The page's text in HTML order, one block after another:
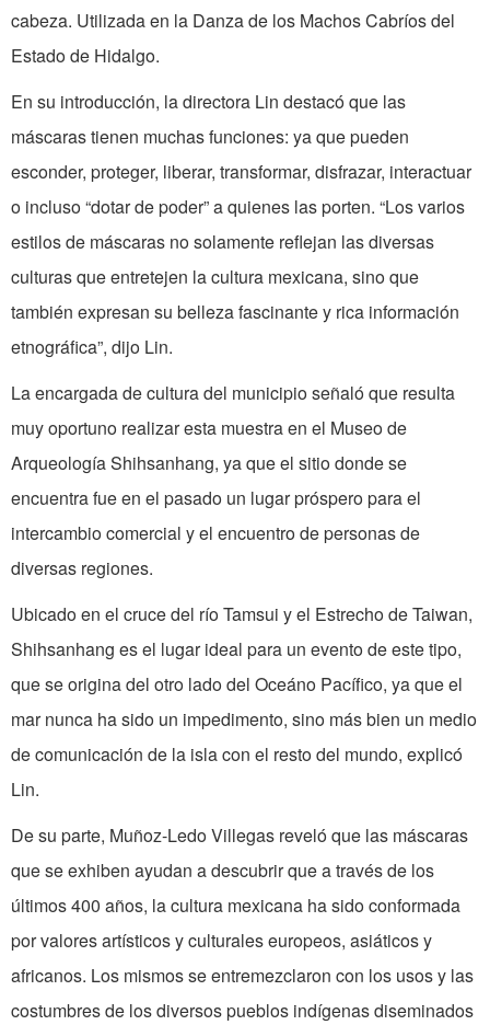
cabeza. Utilizada en la Danza de los Machos Cabríos del
Estado de Hidalgo.
En su introducción, la directora Lin destacó que las
máscaras tienen muchas funciones: ya que pueden
esconder, proteger, liberar, transformar, disfrazar, interactuar
o incluso “dotar de poder” a quienes las porten. “Los varios
estilos de máscaras no solamente reflejan las diversas
culturas que entretejen la cultura mexicana, sino que
también expresan su belleza fascinante y rica información
etnográfica”, dijo Lin.
La encargada de cultura del municipio señaló que resulta
muy oportuno realizar esta muestra en el Museo de
Arqueología Shihsanhang, ya que el sitio donde se
encuentra fue en el pasado un lugar próspero para el
intercambio comercial y el encuentro de personas de
diversas regiones.
Ubicado en el cruce del río Tamsui y el Estrecho de Taiwan,
Shihsanhang es el lugar ideal para un evento de este tipo,
que se origina del otro lado del Oceáno Pacífico, ya que el
mar nunca ha sido un impedimento, sino más bien un medio
de comunicación de la isla con el resto del mundo, explicó
Lin.
De su parte, Muñoz-Ledo Villegas reveló que las máscaras
que se exhiben ayudan a descubrir que a través de los
últimos 400 años, la cultura mexicana ha sido conformada
por valores artísticos y culturales europeos, asiáticos y
africanos. Los mismos se entremezclaron con los usos y las
costumbres de los diversos pueblos indígenas diseminados